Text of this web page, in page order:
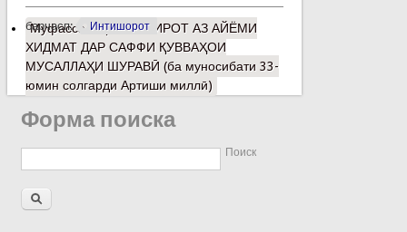
барчасп: Интишорот
Муфассалтаро ХОТИРОТ АЗ АЙЁМИ
ХИДМАТ ДАР САФФИ ҚУВВАҲОИ
МУСАЛЛАҲИ ШУРАВӢ (ба муносибати 33-
юмин солгарди Артиши миллӣ)
Форма поиска
Поиск